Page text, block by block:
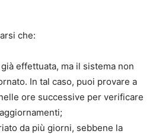
che:
effettuata, ma il sistema non
In tal caso, puoi provare a
ore successive per verificare
da più giorni, sebbene la